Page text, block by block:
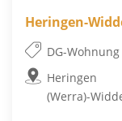
Heringen-
DG-Wohnung
Heringen
(Werra)-